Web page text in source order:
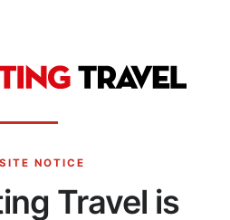
NOTICE
Travel is